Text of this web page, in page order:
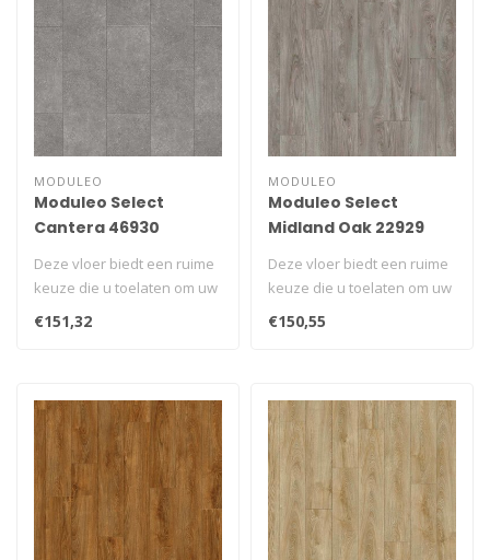
MODULEO
Moduleo Select
Cantera 46930
Deze vloer biedt een ruime
keuze die u toelaten om uw
unieke ruimte te creëren..
€151,32
MODULEO
Moduleo Select
Midland Oak 22929
Deze vloer biedt een ruime
keuze die u toelaten om uw
unieke ruimte te creëren..
€150,55